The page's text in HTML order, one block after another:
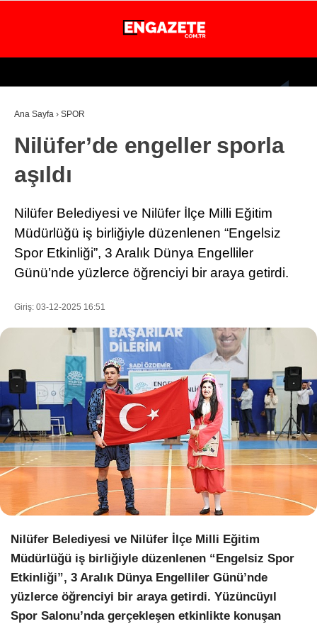
WhatsApp İhbar Hattı
Facebook
Instagram
Youtube
26.3
İSTANBUL
GÜNDEM
EKONOMİ
DÜNYA
SPOR
SAĞLIK
EĞİTİM
Ana Sayfa › SPOR
Nilüfer’de engeller sporla
aşıldı
Nilüfer Belediyesi ve Nilüfer İlçe Milli Eğitim
Müdürlüğü iş birliğiyle düzenlenen “Engelsiz
Spor Etkinliği”, 3 Aralık Dünya Engelliler
Günü’nde yüzlerce öğrenciyi bir araya getirdi.
Giriş: 03-12-2025 16:51
Nilüfer Belediyesi ve Nilüfer İlçe Milli Eğitim
Müdürlüğü iş birliğiyle düzenlenen “Engelsiz Spor
Etkinliği”, 3 Aralık Dünya Engelliler Günü’nde
yüzlerce öğrenciyi bir araya getirdi. Yüzüncüyıl
Spor Salonu’nda gerçekleşen etkinlikte konuşan